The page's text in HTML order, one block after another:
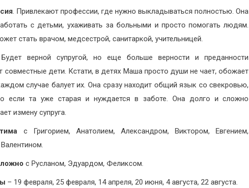
. Привлекают профессии, где нужно выкладываться полностью. Она
с детьми, ухаживать за больными и просто помогать людям.
стать врачом, медсестрой, санитаркой, учительницей.
верной супругой, но еще больше верности и преданности
совместные дети. Кстати, в детях Маша просто души не чает, обожает
случае балует их. Она сразу находит общий язык со свекровью,
если та уже старая и нуждается в заботе. Она долго и сложно
измену супруга.
с Григорием, Анатолием, Александром, Виктором, Евгением,
с Русланом, Эдуардом, Феликсом.
– 19 февраля, 25 февраля, 14 апреля, 20 июня, 4 августа, 22 августа.